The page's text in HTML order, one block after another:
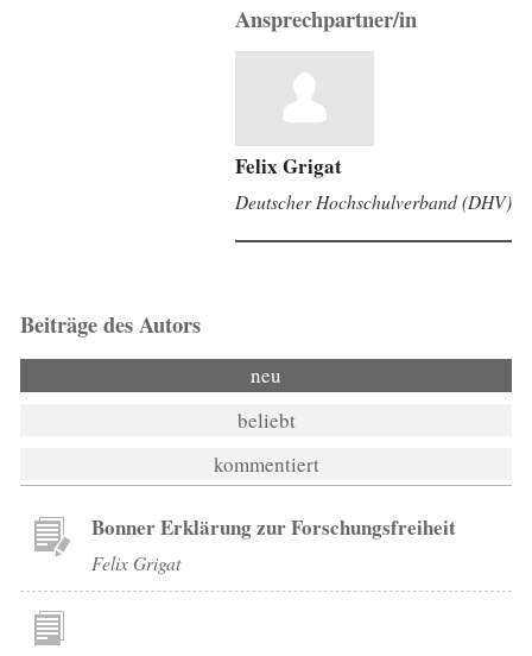
Ansprechpartner/in
Felix Grigat
Deutscher Hochschulverband (DHV)
Beiträge des Autors
neu
beliebt
kommentiert
Bonner Erklärung zur Forschungsfreiheit
Felix Grigat